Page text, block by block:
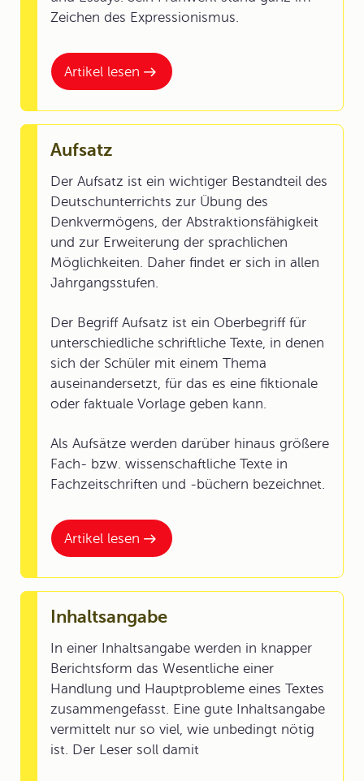
Artikel lesen
Zeichen des Expressionismus.
Artikel lesen
Aufsatz
Der Aufsatz ist ein wichtiger Bestandteil des
Deutschunterrichts zur Übung des
Denkvermögens, der Abstraktionsfähigkeit
und zur Erweiterung der sprachlichen
Möglichkeiten. Daher findet er sich in allen
Jahrgangsstufen.
Der Begriff Aufsatz ist ein Oberbegriff für
unterschiedliche schriftliche Texte, in denen
sich der Schüler mit einem Thema
auseinandersetzt, für das es eine fiktionale
oder faktuale Vorlage geben kann.
Als Aufsätze werden darüber hinaus größere
Fach- bzw. wissenschaftliche Texte in
Fachzeitschriften und -büchern bezeichnet.
Inhaltsangabe
In einer Inhaltsangabe werden in knapper
Berichtsform das Wesentliche einer
Handlung und Hauptprobleme eines Textes
zusammengefasst. Eine gute Inhaltsangabe
vermittelt nur so viel, wie unbedingt nötig
ist. Der Leser soll damit